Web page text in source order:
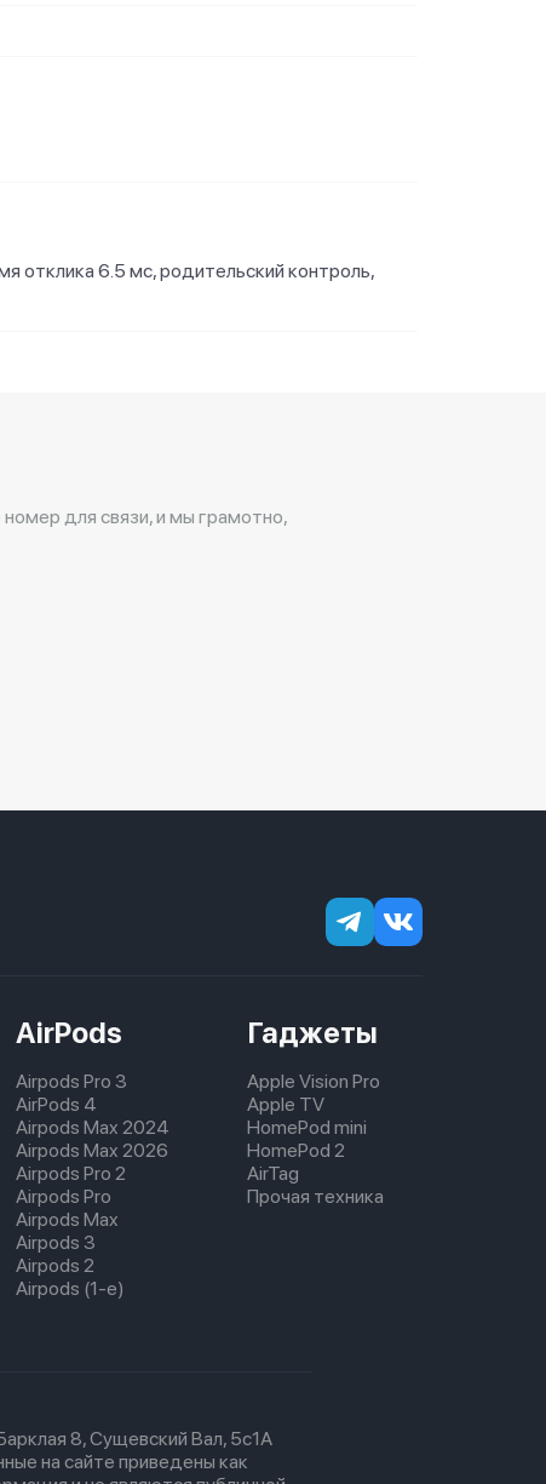
отклика 6.5 мс, родительский контроль,
для связи, и мы грамотно,
AirPods
Airpods Pro 3
AirPods 4
Airpods Max 2024
Airpods Max 2026
Airpods Pro 2
Airpods Pro
Airpods Max
Airpods 3
Airpods 2
Airpods (1-е)
Гаджеты
Apple Vision Pro
Apple TV
HomePod mini
HomePod 2
AirTag
Прочая техника
8, Сущевский Вал, 5с1А
на сайте приведены как